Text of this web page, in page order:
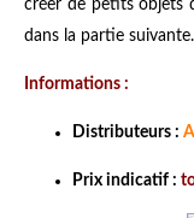
créer de petits objets
dans la partie suivante.
Informations :
Distributeurs :
Prix indicatif :